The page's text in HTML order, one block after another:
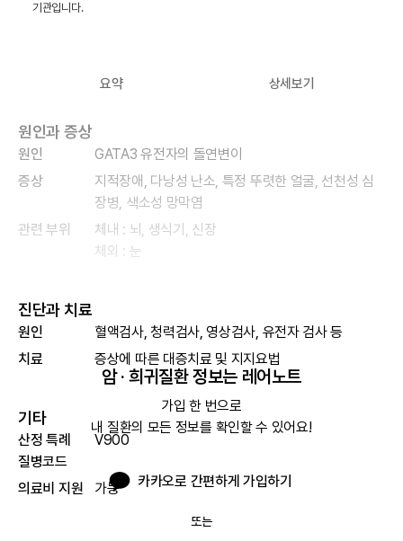
기관입니다.
요약 상세보기
원인과 증상
원인
GATA3 유전자의 돌연변이
증상
지적장애, 다낭성 난소, 특정 뚜렷한 얼굴, 선천성 심
장병, 색소성 망막염
관련 부위
체내 : 뇌, 생식기, 신장
체외 : 눈
진단과 치료
원인
혈액검사, 청력검사, 영상검사, 유전자 검사 등
치료
증상에 따른 대증치료 및 지지요법
기타
산정 특례
질병코드
V900
의료비 지원 가능
암 · 희귀질환 정보는 레어노트
가입 한 번으로
내 질환의 모든 정보를 확인할 수 있어요!
카카오로 간편하게 가입하기
또는